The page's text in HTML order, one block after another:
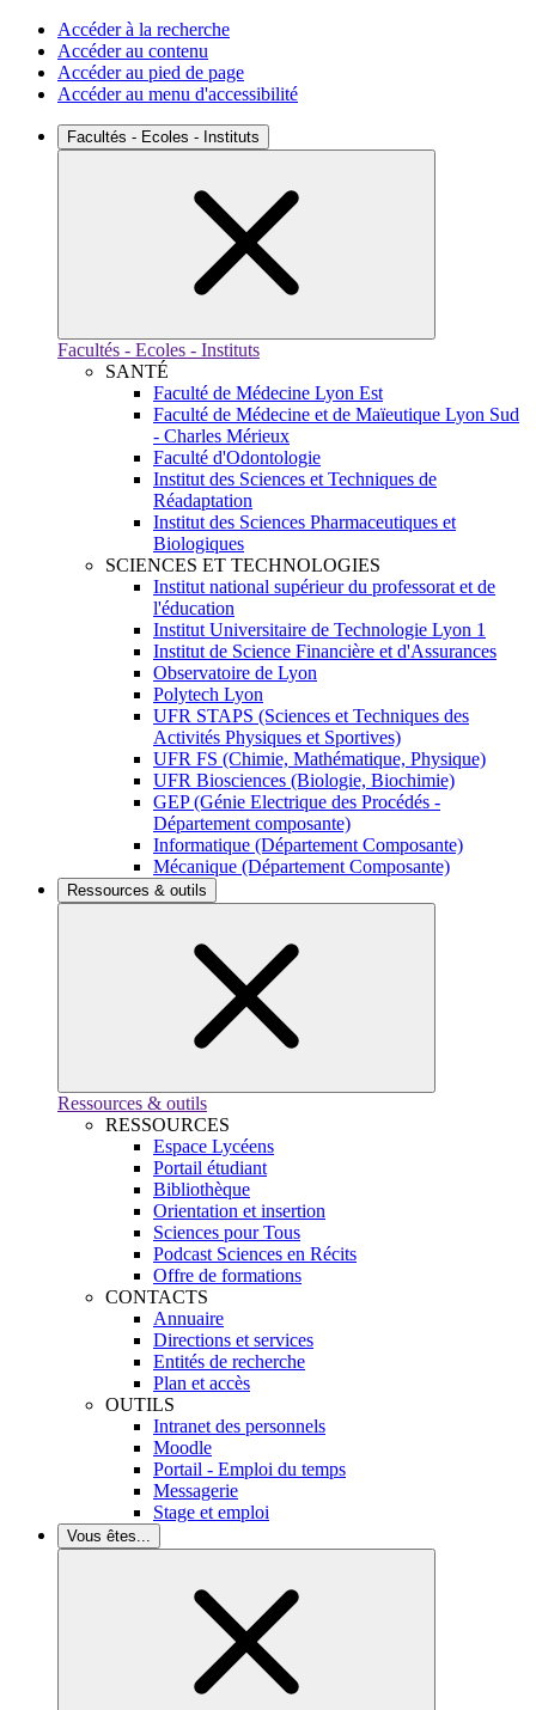
Accéder à la recherche
Accéder au contenu
Accéder au pied de page
Accéder au menu d'accessibilité
Facultés - Ecoles - Instituts
Facultés - Ecoles - Instituts
SANTÉ
Faculté de Médecine Lyon Est
Faculté de Médecine et de Maïeutique Lyon Sud
- Charles Mérieux
Faculté d'Odontologie
Institut des Sciences et Techniques de
Réadaptation
Institut des Sciences Pharmaceutiques et
Biologiques
SCIENCES ET TECHNOLOGIES
Institut national supérieur du professorat et de
l'éducation
Institut Universitaire de Technologie Lyon 1
Institut de Science Financière et d'Assurances
Observatoire de Lyon
Polytech Lyon
UFR STAPS (Sciences et Techniques des
Activités Physiques et Sportives)
UFR FS (Chimie, Mathématique, Physique)
UFR Biosciences (Biologie, Biochimie)
GEP (Génie Electrique des Procédés -
Département composante)
Informatique (Département Composante)
Mécanique (Département Composante)
Ressources & outils
Ressources & outils
RESSOURCES
Espace Lycéens
Portail étudiant
Bibliothèque
Orientation et insertion
Sciences pour Tous
Podcast Sciences en Récits
Offre de formations
CONTACTS
Annuaire
Directions et services
Entités de recherche
Plan et accès
OUTILS
Intranet des personnels
Moodle
Portail - Emploi du temps
Messagerie
Stage et emploi
Vous êtes...